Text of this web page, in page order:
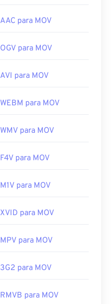
AAC para MOV
OGV para MOV
AVI para MOV
WEBM para MOV
WMV para MOV
F4V para MOV
M1V para MOV
XVID para MOV
MPV para MOV
3G2 para MOV
RMVB para MOV